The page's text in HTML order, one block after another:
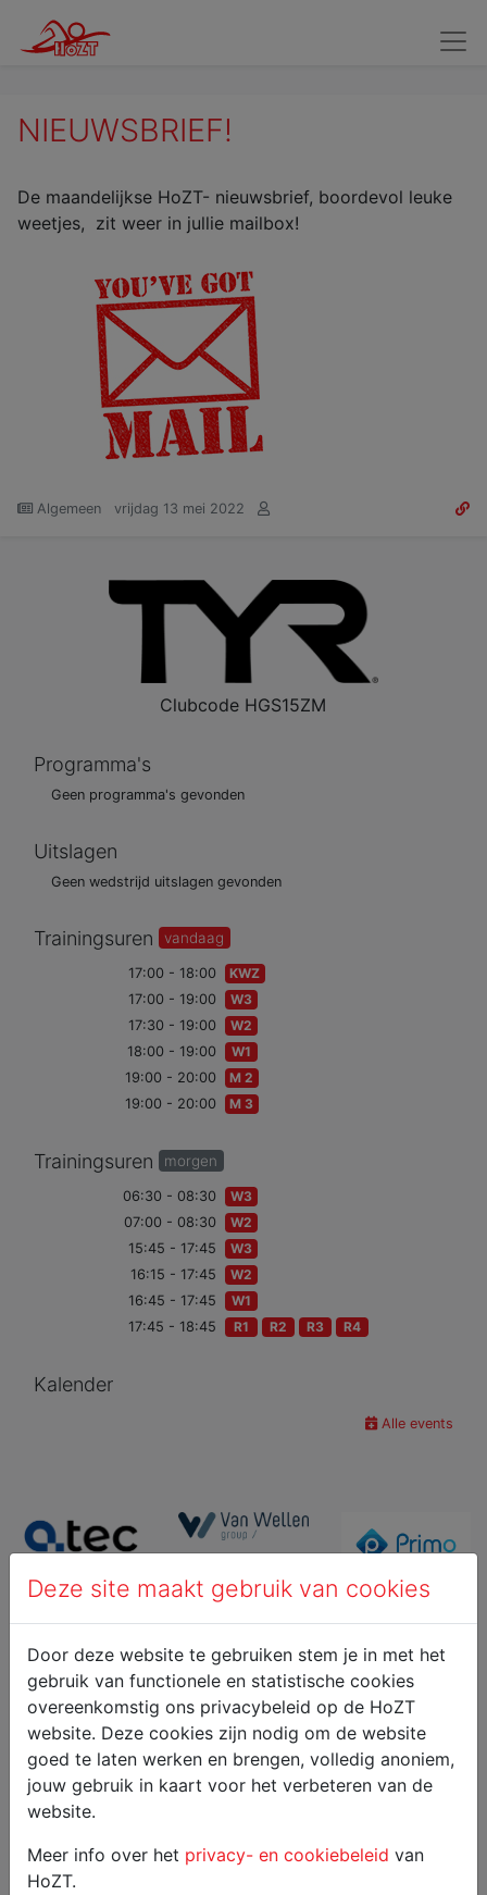
Wedstrijdzwemmers
NIEUWSBRIEF!
De maandelijkse HoZT- nieuwsbrief, boordevol leuke
weetjes, zit weer in jullie mailbox!
Algemeen vrijdag 13 mei 2022
Clubcode HGS15ZM
Programma's
Geen programma's gevonden
Uitslagen
Geen wedstrijd uitslagen gevonden
Trainingsuren vandaag
17:00 - 18:00
KWZ
17:00 - 19:00
W3
17:30 - 19:00
W2
18:00 - 19:00
W1
19:00 - 20:00
M 2
19:00 - 20:00
M 3
Trainingsuren morgen
06:30 - 08:30
W3
07:00 - 08:30
W2
15:45 - 17:45
W3
16:15 - 17:45
W2
16:45 - 17:45
W1
17:45 - 18:45
R1 R2 R3 R4
Kalender
Alle events
Deze site maakt gebruik van cookies
Door deze website te gebruiken stem je in met het
gebruik van functionele en statistische cookies
overeenkomstig ons privacybeleid op de HoZT
website. Deze cookies zijn nodig om de website
goed te laten werken en brengen, volledig anoniem,
jouw gebruik in kaart voor het verbeteren van de
website.
Meer info over het privacy- en cookiebeleid van
HoZT.